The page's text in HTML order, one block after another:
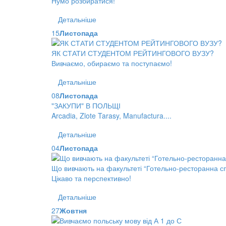
Детальніше
15Листопада
ЯК СТАТИ СТУДЕНТОМ РЕЙТИНГОВОГО ВУЗУ?
Вивчаємо, обираємо та поступаємо!
Детальніше
08Листопада
"ЗАКУПИ" В ПОЛЬЩІ
Arcadia, Zlote Tarasy, Manufactura....
Детальніше
04Листопада
Що вивчають на факультеті “Готельно-ресторанна
Цікаво та перспективно!
Детальніше
27Жовтня